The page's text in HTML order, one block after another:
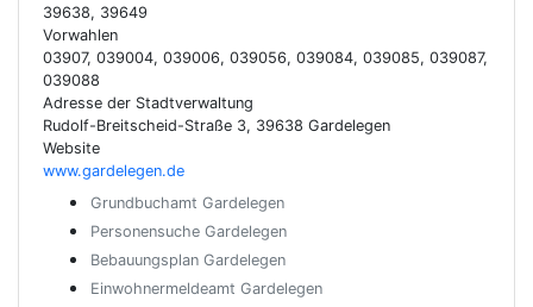
39638, 39649
Vorwahlen
03907, 039004, 039006, 039056, 039084, 039085, 039087,
039088
Adresse der Stadtverwaltung
Rudolf-Breitscheid-Straße 3, 39638 Gardelegen
Website
www.gardelegen.de
Grundbuchamt Gardelegen
Personensuche Gardelegen
Bebauungsplan Gardelegen
Einwohnermeldeamt Gardelegen